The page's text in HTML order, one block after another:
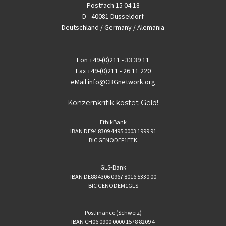
Postfach 15 04 18
D - 40081 Düsseldorf
Deutschland / Germany / Alemania
Fon +49-(0)211 - 33 39 11
Fax+49-(0)211 - 26 11 220
eMailinfo@CBGnetwork.org
Konzernkritik kostet Geld!
EthikBank
IBAN DE94 8309 4495 0003 1999 91
BIC GENODEF1ETK
GLS-Bank
IBAN DE88 4306 0967 8016 5330 00
BIC GENODEM1GLS
Postfinance (Schweiz)
IBAN CH06 0900 0000 1578 8209 4